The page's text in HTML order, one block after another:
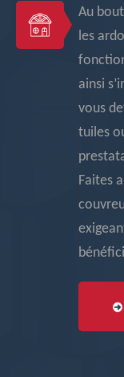
Au
les
ainsi
vous
tuiles
Faites